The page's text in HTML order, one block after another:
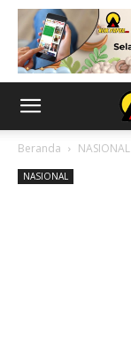
Beranda NASIONAL
NASIONAL